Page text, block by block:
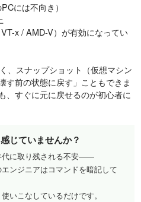
には不向き）
x / AMD-V）が有効になってい
、スナップショット（仮想マシン
す前の状態に戻す」こともできま
、すぐに元に戻せるのが初心者に
じていませんか？
代に取り残される不安——
ンジニアはコマンドを暗記して
いこなしているだけです。